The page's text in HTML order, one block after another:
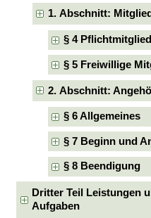
1. Abschnitt:
§ 4
§ 5 Freiwillige
2. Abschnitt:
§ 6 Allgemeines
§ 7 Beginn und
§ 8 Beendigung
Dritter Teil Leistungen
Aufgaben